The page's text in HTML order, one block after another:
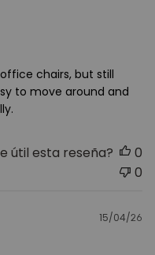
chairs, but still
to move around and
útil esta reseña?
0
0
15/04/26